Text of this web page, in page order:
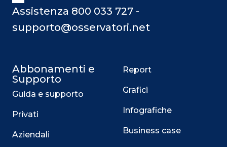
Assistenza 800 033 727 -
supporto@osservatori.net
Abbonamenti e
Supporto
Guida e supporto
Privati
Aziendali
Report
Grafici
Infografiche
Business case